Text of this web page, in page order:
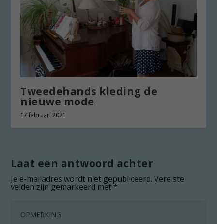
Tweedehands kleding de
nieuwe mode
17 februari 2021
Laat een antwoord achter
Je e-mailadres wordt niet gepubliceerd. Vereiste
velden zijn gemarkeerd met*